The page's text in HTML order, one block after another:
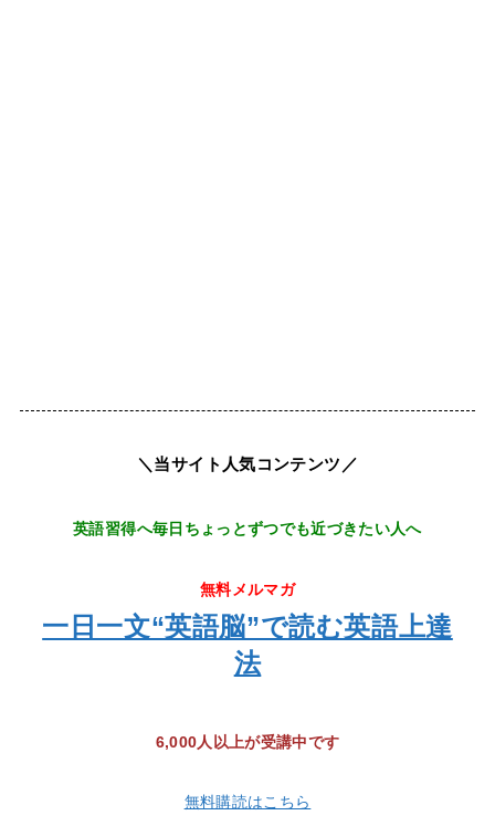
＼当サイト人気コンテンツ／
英語習得へ毎日ちょっとずつでも近づきたい人へ
無料メルマガ
一日一文“英語脳”で読む英語上達
法
6,000人以上が受講中です
無料購読はこちら